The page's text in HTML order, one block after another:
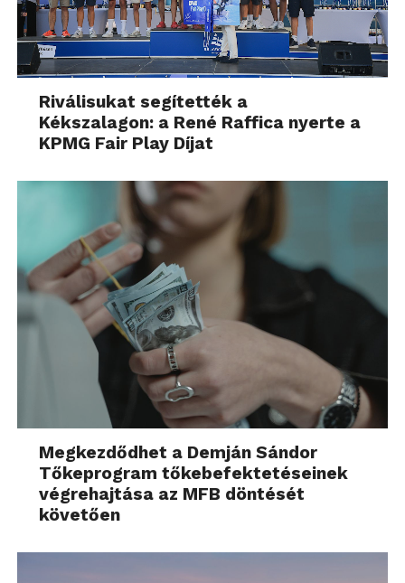
Riválisukat segítették a
Kékszalagon: a René Raffica nyerte a
KPMG Fair Play Díjat
Megkezdődhet a Demján Sándor
Tőkeprogram tőkebefektetéseinek
végrehajtása az MFB döntését
követően